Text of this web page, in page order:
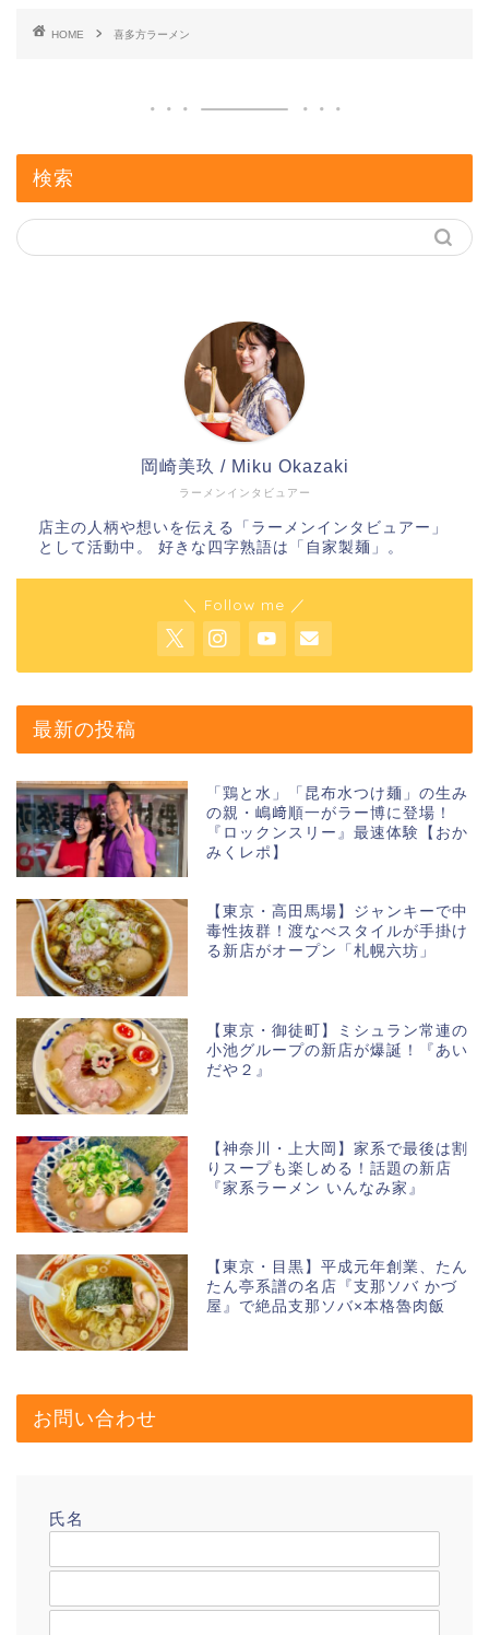
HOME 喜多方ラーメン
検索
ラーメンインタビュアー
岡崎美玖 / Miku Okazaki
店主の人柄や想いを伝える「ラーメンインタビュアー」
として活動中。 好きな四字熟語は「自家製麺」。
＼ Follow me ／
最新の投稿
「鶏と水」「昆布水つけ麺」の生み
の親・嶋﨑順一がラー博に登場！
『ロックンスリー』最速体験【おか
みくレポ】
【東京・高田馬場】ジャンキーで中
毒性抜群！渡なべスタイルが手掛け
る新店がオープン「札幌六坊」
【東京・御徒町】ミシュラン常連の
小池グループの新店が爆誕！『あい
だや２』
【神奈川・上大岡】家系で最後は割
りスープも楽しめる！話題の新店
『家系ラーメン いんなみ家』
【東京・目黒】平成元年創業、たん
たん亭系譜の名店『支那ソバ かづ
屋』で絶品支那ソバ×本格魯肉飯
お問い合わせ
氏名